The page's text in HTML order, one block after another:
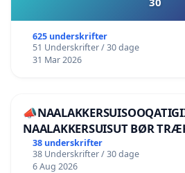
625 underskrifter
51 Underskrifter / 30 dage
31 Mar 2026
NAALAKKERSUISUT BØR
38 underskrifter
38 Underskrifter / 30 dage
6 Aug 2026